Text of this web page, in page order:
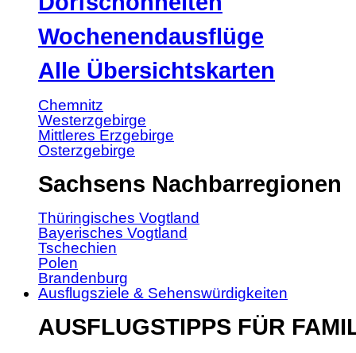
Wochenendausflüge
Alle Übersichtskarten
Chemnitz
Westerzgebirge
Mittleres Erzgebirge
Osterzgebirge
Sachsens Nachbarregionen
Thüringisches Vogtland
Bayerisches Vogtland
Tschechien
Polen
Brandenburg
Ausflugsziele & Sehenswürdigkeiten
AUSFLUGSTIPPS FÜR